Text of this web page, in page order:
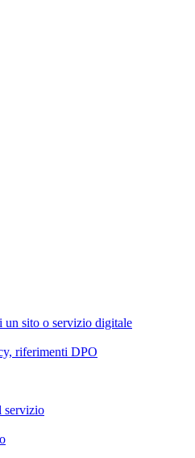
un sito o servizio digitale
riferimenti DPO
servizio